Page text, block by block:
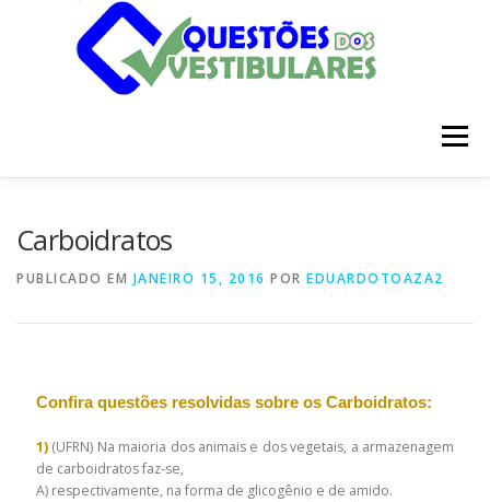
Menu
Carboidratos
PUBLICADO EM JANEIRO 15, 2016 POR EDUARDOTOAZA2
Confira questões resolvidas sobre os Carboidratos:
1) (UFRN) Na maioria dos animais e dos vegetais, a armazenagem
de carboidratos faz-se,
A) respectivamente, na forma de glicogênio e de amido.